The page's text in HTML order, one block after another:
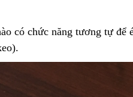
có chức năng tương tự để